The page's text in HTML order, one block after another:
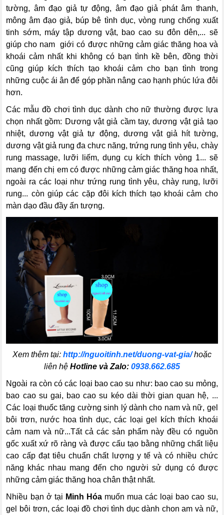
tường, âm đạo giả tự động, âm đạo giả phát âm thanh,
mông âm đạo giả, búp bê tình dục, vòng rung chống xuất
tinh sớm, máy tập dương vật, bao cao su đôn dên,... sẽ
giúp cho nam giới có được những cảm giác thăng hoa và
khoái cảm nhất khi không có bạn tình kề bên, đồng thời
cũng giúp kích thích tạo khoái cảm cho bạn tình trong
những cuộc ái ân để góp phần nâng cao hạnh phúc lứa đôi
hơn.
Các mẫu đồ chơi tình dục dành cho nữ thường được lựa
chọn nhất gồm: Dương vật giả cầm tay, dương vật giả tạo
nhiệt, dương vật giả tự động, dương vật giả hít tường,
dương vật giả rung đa chưc năng, trứng rung tình yêu, chày
rung massage, lưỡi liếm, dụng cụ kích thích vòng 1... sẽ
mang đến chị em có được những cảm giác thăng hoa nhất,
ngoài ra các loại như trứng rung tình yêu, chày rung, lưỡi
rung... còn giúp các cặp đôi kích thích tạo khoái cảm cho
màn dạo đầu đầy ấn tượng.
Xem thêm tại: http://nguoitinh.net/duong-vat-gia/hoặc
liên hệ Hotline và Zalo: 0938.662.685
Ngoài ra còn có các loại bao cao su như: bao cao su mỏng,
bao cao su gai, bao cao su kéo dài thời gian quan hệ, ...
Các loại thuốc tăng cường sinh lý dành cho nam và nữ, gel
bôi trơn, nước hoa tình dục, các loại gel kích thích khoái
cảm nam và nữ...Tất cả các sản phẩm này đều có nguồn
gốc xuất xứ rõ ràng và được cấu tạo bằng những chất liệu
cao cấp đạt tiêu chuẩn chất lượng y tế và có nhiều chức
năng khác nhau mang đến cho người sử dụng có được
những cảm giác thăng hoa chân thật nhất.
Nhiều bạn ở tại Minh Hóamuốn mua các loại bao cao su,
gel bôi trơn, các loại đồ chơi tình dục dành chon am và nữ,